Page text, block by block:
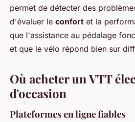
permet de détecter des
d'évaluer le confort et la
que l'assistance au pédalage
et que le vélo répond bien sur
Où acheter un VTT
d'occasion
Plateformes en ligne fiables